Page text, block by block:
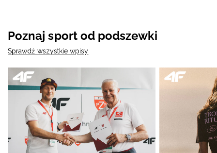
Poznaj sport od podszewki
Sprawdź wszystkie wpisy